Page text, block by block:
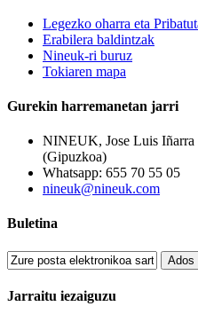
Legezko oharra eta
Erabilera baldintzak
Nineuk-ri buruz
Tokiaren mapa
Gurekin harremanetan jarri
NINEUK, Jose Luis Iñarra
(Gipuzkoa)
Whatsapp: 655 70 55 05
nineuk@nineuk.com
Buletina
Ados
Jarraitu iezaiguzu